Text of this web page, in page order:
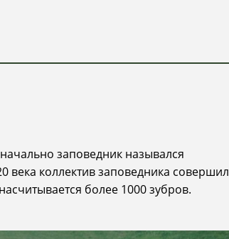
заповедник назывался
века коллектив заповедника совершил
более 1000 зубров.